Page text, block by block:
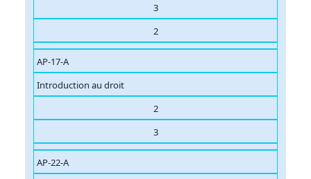
3
2
AP-17-A
Introduction au droit
2
3
AP-22-A